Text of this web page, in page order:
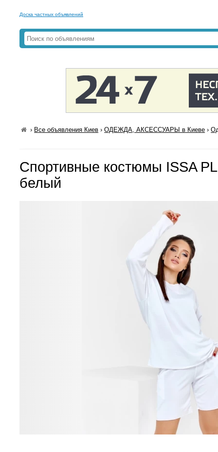
Доска частных объявлений
› Все объявления Киев ›ОДЕЖДА, АКСЕССУАРЫ в Киеве ›
Спортивные костюмы ISSA
белый